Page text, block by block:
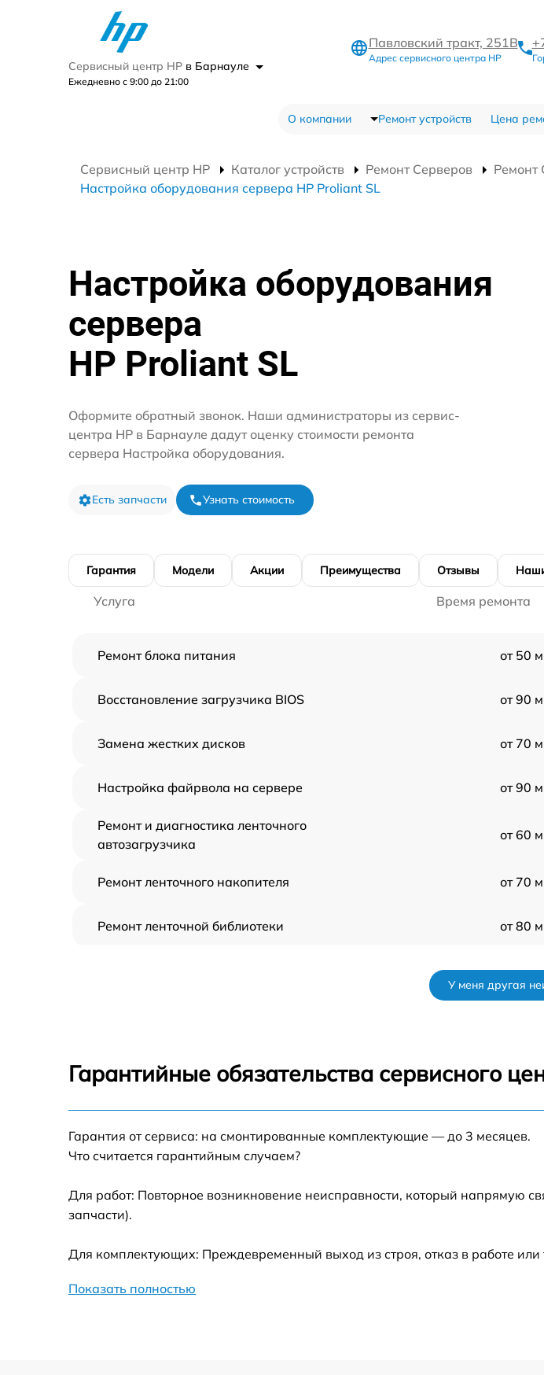
Сервисный центр HP в Барнауле
Ежедневно с 9:00 до 21:00
Павловский тракт, 251В
Адрес сервисного центра HP
О компании Ремонт устройств Цена
Сервисный центр HP Каталог устройств Ремонт Серверов
Ремонт
Настройка оборудования сервера HP Proliant SL
Настройка оборудования
сервера
HP Proliant SL
Оформите обратный звонок. Наши администраторы из сервис-
центра HP в Барнауле дадут оценку стоимости ремонта
сервера Настройка оборудования.
Есть запчасти Узнать стоимость
Гарантия Модели Акции Преимущества Отзывы
Услуга Время ремонта
Ремонт блока питания от 50
Восстановление загрузчика BIOS от 90
Замена жестких дисков от 70
Настройка файрвола на сервере от 90
Ремонт и диагностика ленточного
автозагрузчика
от 60
Ремонт ленточного накопителя от 70
Ремонт ленточной библиотеки от 80
от 100
Настройка оборудования
Замена северного моста от 90
Прошивка BIOS
Замена оперативной памяти от 70
Замена материнской платы
У меня другая
Гарантийные обязательства сервисного
Гарантия от сервиса: на смонтированные комплектующие — до 3 месяцев.
Что считается гарантийным случаем?
Для работ: Повторное возникновение неисправности, который напрямую
запчасти).
Для комплектующих: Преждевременный выход из строя, отказ в работе
Показать полностью